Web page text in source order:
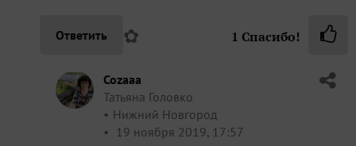
Ответить ✿ 1 Спасибо!
Cozaaa
Татьяна Головко
Нижний Новгород
19 ноября 2019, 17:57